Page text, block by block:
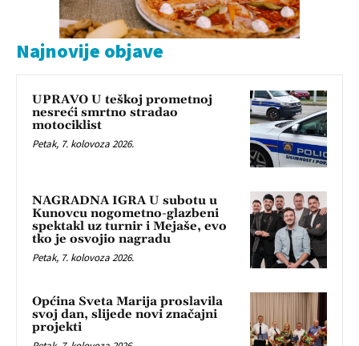
Najnovije objave
UPRAVO U teškoj prometnoj
nesreći smrtno stradao
motociklist
Petak, 7. kolovoza 2026.
NAGRADNA IGRA U subotu u
Kunovcu nogometno-glazbeni
spektakl uz turnir i Mejaše, evo
tko je osvojio nagradu
Petak, 7. kolovoza 2026.
Općina Sveta Marija proslavila
svoj dan, slijede novi značajni
projekti